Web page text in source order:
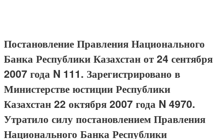
Постановление Правления Национального
Банка Республики Казахстан от 24 сентября
2007 года N 111. Зарегистрировано в
Министерстве юстиции Республики
Казахстан 22 октября 2007 года N 4970.
Утратило силу постановлением Правления
Национального Банка Республики